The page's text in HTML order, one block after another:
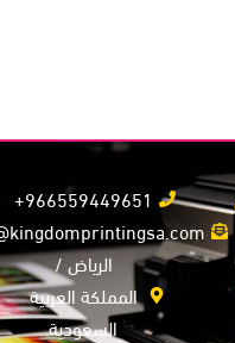
966559449651+
info@kingdomprintingsa.com
الرياض /
المملكة العربية
السعودية